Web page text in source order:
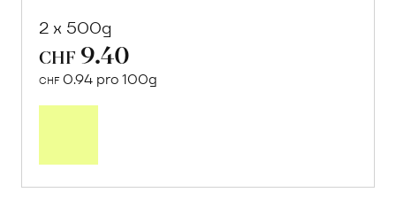
2 x 500g
CHF 9.40
CHF 0.94 pro 100g